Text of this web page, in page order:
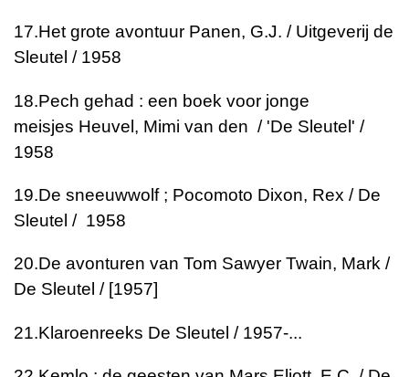
17.Het grote avontuur Panen, G.J. / Uitgeverij de
Sleutel / 1958
18.Pech gehad : een boek voor jonge
meisjes Heuvel, Mimi van den / 'De Sleutel' /
1958
19.De sneeuwwolf ; Pocomoto Dixon, Rex / De
Sleutel / 1958
20.De avonturen van Tom Sawyer Twain, Mark /
De Sleutel / [1957]
21.Klaroenreeks De Sleutel / 1957-...